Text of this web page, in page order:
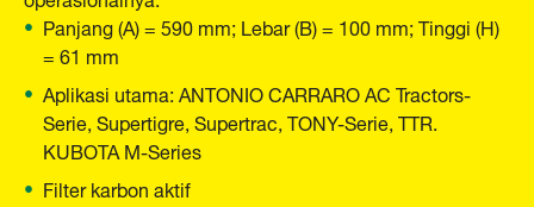
Panjang (A) = 590 mm; Lebar (B) = 100 mm; Tinggi (H)
= 61 mm
Aplikasi utama: ANTONIO CARRARO AC Tractors-
Serie, Supertigre, Supertrac, TONY-Serie, TTR.
KUBOTA M-Series
Filter karbon aktif